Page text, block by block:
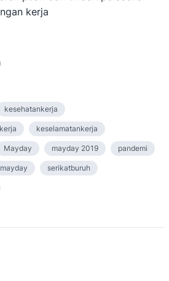
kerja
kesehatankerja
keselamatankerja
Mayday mayday 2019 pandemi
serikatburuh